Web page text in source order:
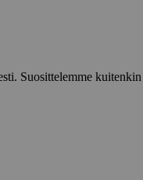
Suosittelemme